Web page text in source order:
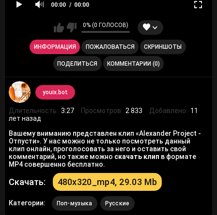
00:00 00:00
0% (0 ГОЛОСОВ)
ИНФОРМАЦИЯ ПОЖАЛОВАТЬСЯ СКРИНШОТЫ
ПОДЕЛИТЬСЯ КОММЕНТАРИИ (0)
youix.bot
Длительность: 3:27 Просмотров: 2 833 Добавлено: 11
лет назад
Вашему вниманию представлен клип «Alexander Project -
Отпусти». У нас можно не только посмотреть данный
клип онлайн, проголосовать за него и оставить свой
комментарий, но также можно скачать клип в формате
MP4 совершенно бесплатно.
Скачать: 480x320_mp4, 29.03 Mb
Категории: Поп-музыка Русские